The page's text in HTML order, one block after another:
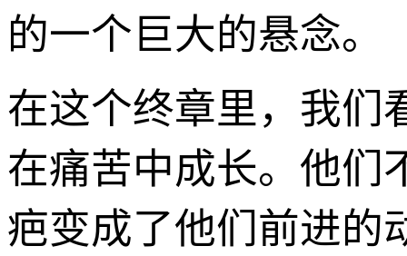
的一个巨大的悬念。
在这个终章里，我们
在痛苦中成长。他们
疤变成了他们前进的